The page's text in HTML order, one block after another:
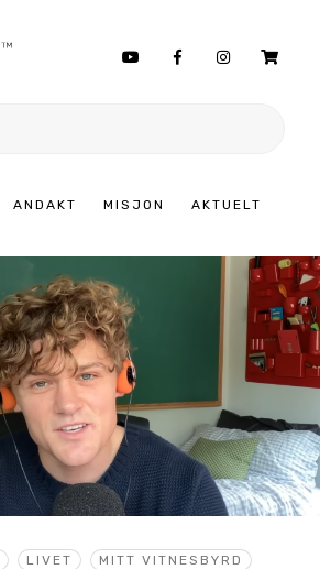
ANDAKT MISJON AKTUELT
LIVET MITT VITNESBYRD